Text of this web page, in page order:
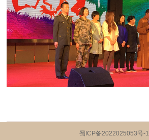
蜀ICP备2022025053号-1